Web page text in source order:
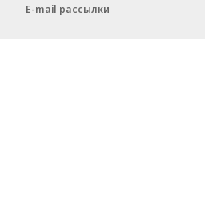
E-mail рассылки